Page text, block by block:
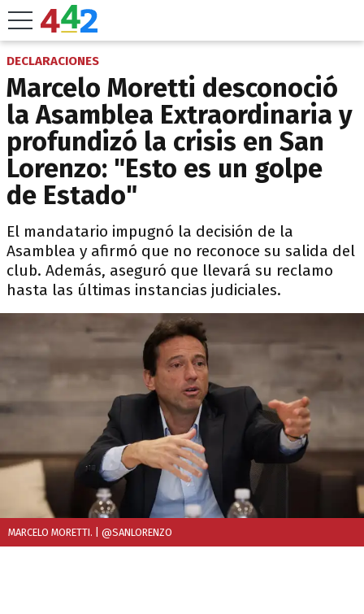
DECLARACIONES
Marcelo Moretti desconoció
la Asamblea Extraordinaria y
profundizó la crisis en San
Lorenzo: "Esto es un golpe
de Estado"
El mandatario impugnó la decisión de la
Asamblea y afirmó que no reconoce su salida del
club. Además, aseguró que llevará su reclamo
hasta las últimas instancias judiciales.
MARCELO MORETTI. | @SANLORENZO